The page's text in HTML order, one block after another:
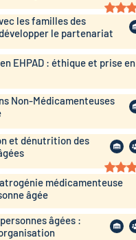
les familles des
le partenariat
EHPAD : éthique et prise en
Non-Médicamenteuses
et dénutrition des
médicamenteuse
âgée
âgées :